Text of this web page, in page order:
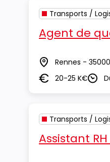
Transports /
Agent de
Lieu Rennes - 35000
Salaire20-25 K€
Transports /
Assistant RH